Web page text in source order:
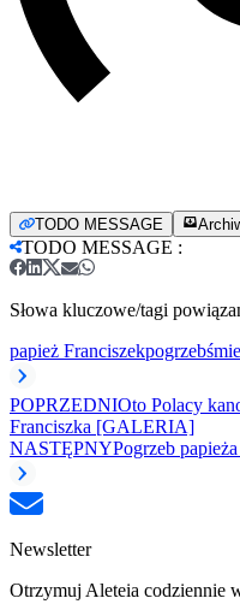
TODO MESSAGE
TODO MESSAGE :
Słowa kluczowe/tagi
papież Franciszekpogrzeb
POPRZEDNIOto Polacy
Franciszka [GALERIA]
NASTĘPNYPogrzeb
Newsletter
Otrzymuj Aleteia codziennie